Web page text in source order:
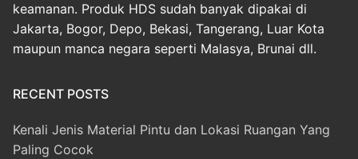
keamanan. Produk HDS sudah banyak dipakai di
Jakarta, Bogor, Depo, Bekasi, Tangerang, Luar Kota
maupun manca negara seperti Malasya, Brunai dll.
RECENT POSTS
Kenali Jenis Material Pintu dan Lokasi Ruangan Yang
Paling Cocok